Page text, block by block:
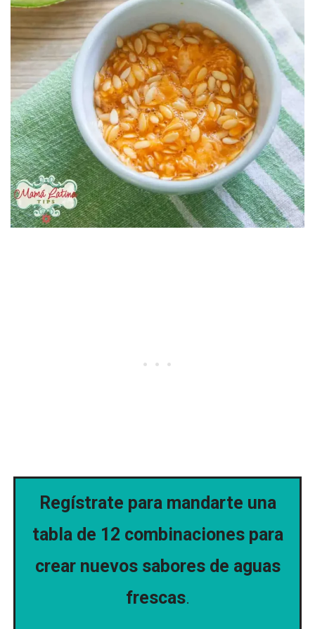
Regístrate para mandarte una
tabla de 12 combinaciones para
crear nuevos sabores de aguas
frescas.